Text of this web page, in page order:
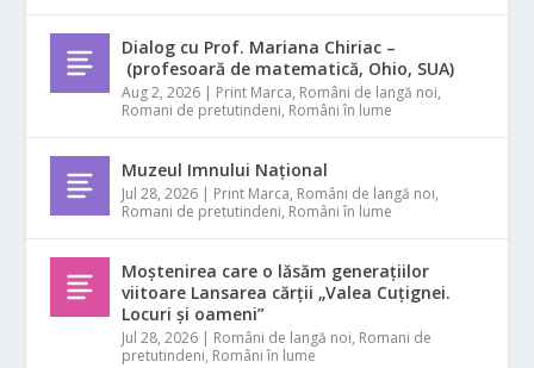
Dialog cu Prof. Mariana Chiriac –
(profesoară de matematică, Ohio, SUA)
Aug 2, 2026 | Print Marca, Români de langă noi,
Romani de pretutindeni, Români în lume
Muzeul Imnului Național
Jul 28, 2026 | Print Marca, Români de langă noi,
Romani de pretutindeni, Români în lume
Moștenirea care o lăsăm generațiilor
viitoare Lansarea cărții „Valea Cuțignei.
Locuri și oameni”
Jul 28, 2026 | Români de langă noi, Romani de
pretutindeni, Români în lume